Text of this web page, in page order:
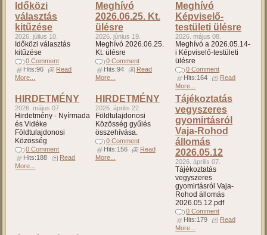
Időközi
választás
kitűzése
2026. július 10.
Időközi választás
kitűzése
0 Comment
Hits:96
Read
More...
Meghívó
2026.06.25. Kt.
ülésre
2026. június 19.
Meghívó 2026.06.25.
Kt. ülésre
0 Comment
Hits:94
Read
More...
Meghívó
Képviselő-
testületi ülésre
2026. május 08.
Meghívó a 2026.05.14-
i Képviselő-testületi
ülésre
0 Comment
Hits:164
Read
More...
HIRDETMÉNY
2026. május 07.
Hirdetmény - Nyírmada
és Vidéke
Földtulajdonosi
Közösség
0 Comment
Hits:188
Read
More...
HIRDETMÉNY
2026. április 22.
Földtulajdonosi
Közösség gyűlés
összehívása.
0 Comment
Hits:156
Read
More...
Tájékoztatás
vegyszeres
gyomirtásról
Vaja-Rohod
állomás
2026.05.12
2026. április 07.
Tájékoztatás
vegyszeres
gyomirtásról Vaja-
Rohod állomás
2026.05.12.pdf
0 Comment
Hits:179
Read
More...